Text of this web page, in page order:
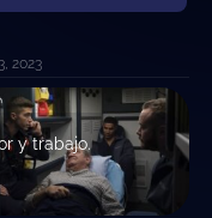
2023
y trabajo.